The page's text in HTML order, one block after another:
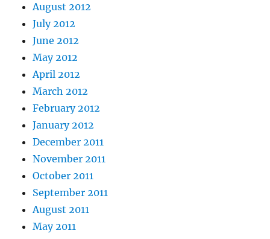
August 2012
July 2012
June 2012
May 2012
April 2012
March 2012
February 2012
January 2012
December 2011
November 2011
October 2011
September 2011
August 2011
May 2011